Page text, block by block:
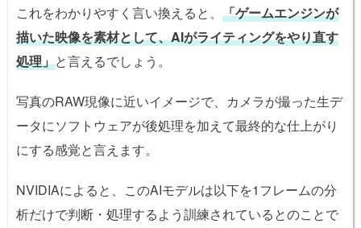
これをわかりやすく言い換えると、 「ゲームエンジンが
描いた映像を素材として、AIがライティングをやり直す
処理」と言えるでしょう。
写真のRAW現像に近いイメージで、カメラが撮った生デ
ータにソフトウェアが後処理を加えて最終的な仕上がり
にする感覚と言えます。
NVIDIAによると、このAIモデルは以下を1フレームの分
析だけで判断・処理するよう訓練されているとのことで